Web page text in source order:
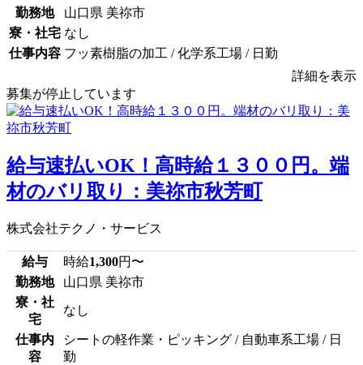
勤務地
山口県 美祢市
寮・社宅 なし
仕事内容 フッ素樹脂の加工 / 化学系工場 / 日勤
詳細を表示
募集が停止しています
給与速払いOK！高時給１３００円。端
材のバリ取り：美祢市秋芳町
株式会社テクノ・サービス
給与 時給1,300円〜
勤務地
山口県 美祢市
寮・社
宅
なし
仕事内
容
シートの軽作業・ピッキング / 自動車系工場 / 日
勤